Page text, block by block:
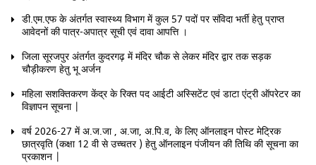
डी.एम.एफ के अंतर्गत स्वास्थ्य विभाग में कुल 57 पदों पर संविदा भर्ती हेतु प्राप्त
आवेदनों की पात्र-अपात्र सूची एवं दावा आपत्ति ।
जिला सूरजपुर अंतर्गत कुदरगढ़ में मंदिर चौक से लेकर मंदिर द्वार तक सड़क
चौड़ीकरण हेतु भू अर्जन
महिला सशक्तिकरण केंद्र के रिक्त पद आईटी अस्सिटेंट एवं डाटा एंट्री ऑपरेटर का
विज्ञापन सूचना |
वर्ष 2026-27 में अ.ज.जा , अ.जा, अ.पि.व, के लिए ऑनलाइन पोस्ट मेट्रिक
छात्रवृति (कक्षा 12 वी से उच्चतर ) हेतु ऑनलाइन पंजीयन की तिथि की सूचना का
प्रकाशन |